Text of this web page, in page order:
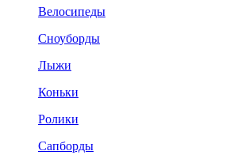
Велосипеды
Сноуборды
Лыжи
Коньки
Ролики
Сапборды